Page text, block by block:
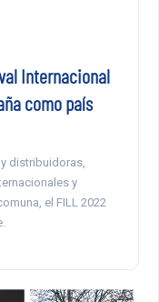
Internacional
como país
distribuidoras,
y
el FILL 2022